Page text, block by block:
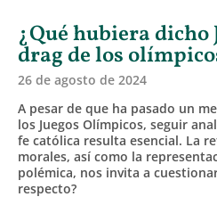
¿Qué hubiera dicho
drag de los
26 de agosto de 2024
A pesar de que ha pasado un
los Juegos Olímpicos, seguir
fe católica resulta esencial. La
morales, así como la
polémica, nos invita a
respecto?